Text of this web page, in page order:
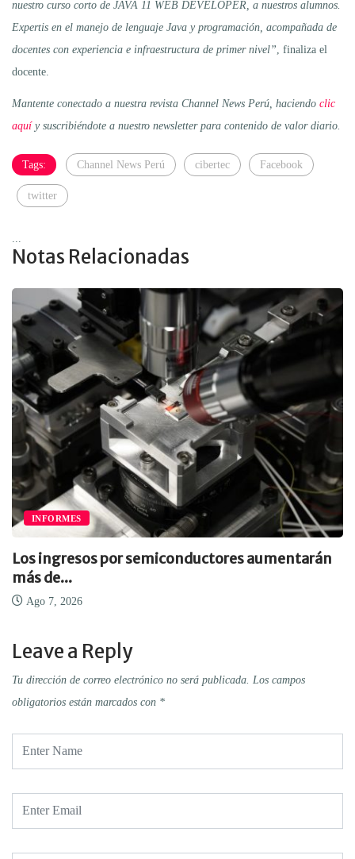
nuestro curso corto de JAVA 11 WEB DEVELOPER, a nuestros alumnos.
Expertis en el manejo de lenguaje Java y programación, acompañada de
docentes con experiencia e infraestructura de primer nivel” , finaliza el
docente.
Mantente conectado a nuestra revista Channel News Perú, haciendo clic
aquíy suscribiéndote a nuestro newsletter para contenido de valor diario.
Tags: Channel News Perú cibertec Facebook
twitter
Notas Relacionadas
INFORMES
Los ingresos por semiconductores aumentarán
más de...
Ago 7, 2026
Leave a Reply
Tu dirección de correo electrónico no será publicada. Los campos
obligatorios están marcados con *